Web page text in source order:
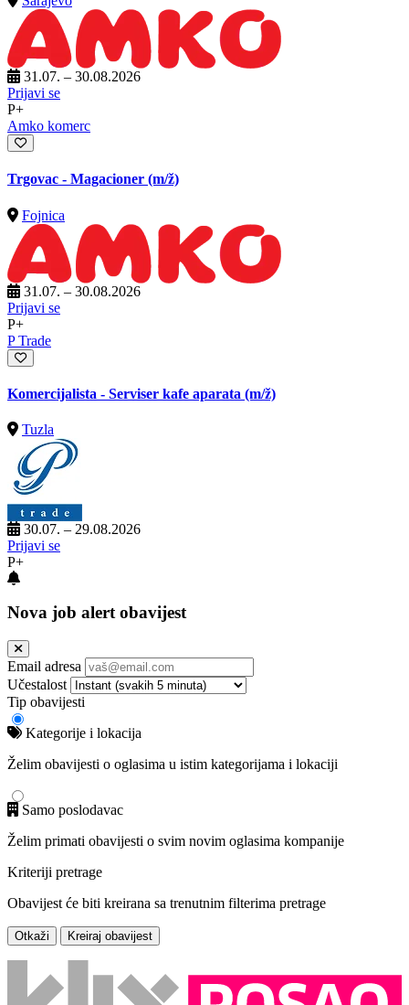
31.07. – 30.08.2026
Prijavi se
P+
Amko komerc
Trgovac - Magacioner (m/ž)
Fojnica
31.07. – 30.08.2026
Prijavi se
P+
P Trade
Komercijalista - Serviser kafe aparata (m/ž)
Tuzla
30.07. – 29.08.2026
Prijavi se
P+
Nova job alert obavijest
Email adresa
Učestalost
Tip obavijesti
Kategorije i lokacija
Želim obavijesti o oglasima u istim kategorijama i lokaciji
Samo poslodavac
Želim primati obavijesti o svim novim oglasima kompanije
Kriteriji pretrage
Obavijest će biti kreirana sa trenutnim filterima pretrage
Otkaži Kreiraj obavijest